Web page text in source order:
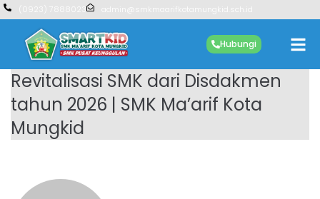
(0923) 7888023 admin@smkmaarifkotamungkid.sch.id
Hubungi
Revitalisasi SMK dari Disdakmen
tahun 2026 | SMK Ma’arif Kota
Mungkid